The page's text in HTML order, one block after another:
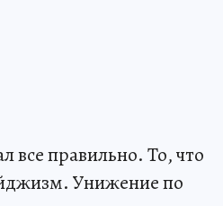
все правильно. То, что
Унижение по